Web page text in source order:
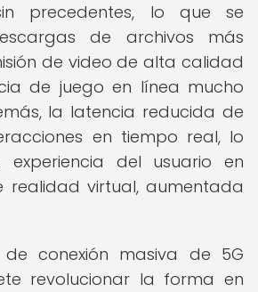
precedentes, lo que se
de archivos más
de video de alta calidad
de juego en línea mucho
la latencia reducida de
en tiempo real, lo
del usuario en
realidad virtual, aumentada
conexión masiva de 5G
revolucionar la forma en